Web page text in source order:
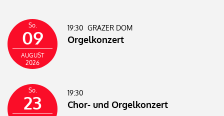
So.
09
AUGUST
2026
19:30 GRAZER DOM
Orgelkonzert
So.
23 19:30
Chor- und Orgelkonzert